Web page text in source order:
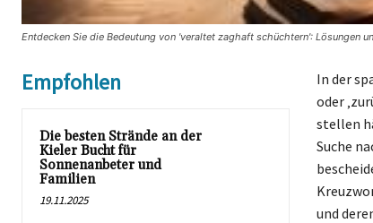
Entdecken Sie die Bedeutung von 'veraltet zaghaft schüchtern': Lösungen
Empfohlen
Die besten Strände an der
Kieler Bucht für
Sonnenanbeter und
Familien
19.11.2025
In der
oder
stellen
Suche
und